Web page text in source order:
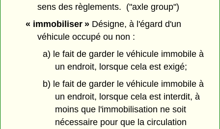
sens des règlements. ("axle group")
« immobiliser »Désigne, à l'égard d'un
véhicule occupé ou non :
a) le fait de garder le véhicule immobile à
un endroit, lorsque cela est exigé;
b) le fait de garder le véhicule immobile à
un endroit, lorsque cela est interdit, à
moins que l'immobilisation ne soit
nécessaire pour que la circulation